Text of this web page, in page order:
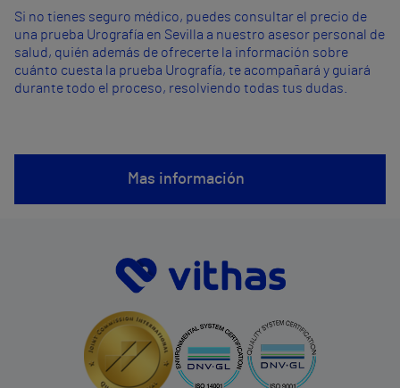
Si no tienes seguro médico, puedes consultar el precio de
una prueba Urografía en Sevilla a nuestro asesor personal de
salud, quién además de ofrecerte la información sobre
cuánto cuesta la prueba Urografía, te acompañará y guiará
durante todo el proceso, resolviendo todas tus dudas.
Mas información